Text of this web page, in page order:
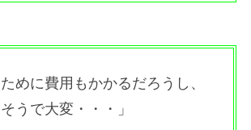
ために費用もかかるだろうし、
うで大変・・・」